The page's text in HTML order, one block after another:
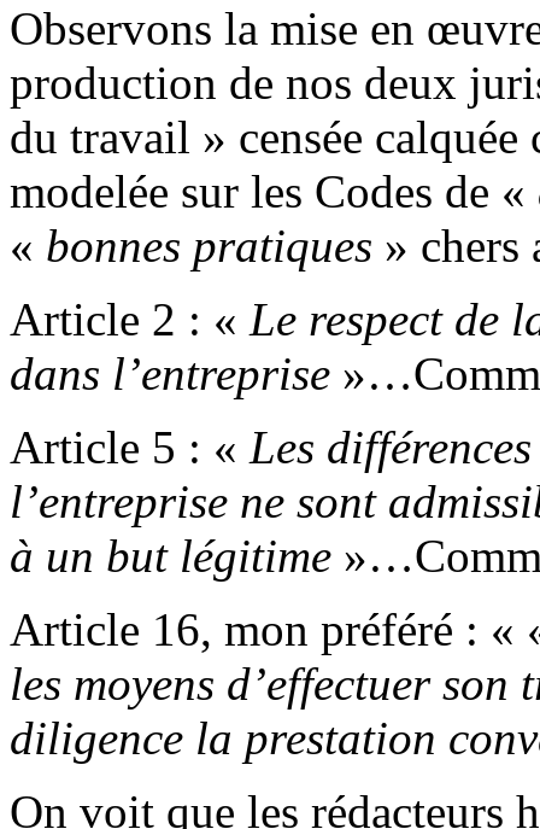
Observons la mise en
production de nos deux
du travail » censée
modelée sur les Codes de «
« bonnes pratiques » chers
Article 2 : « Le respect de
dans l’entreprise
Article 5 : « Les
l’entreprise ne sont
à un but légitime
Article 16, mon préféré : «
les moyens d’effectuer
diligence la prestation
On voit que les rédacteurs